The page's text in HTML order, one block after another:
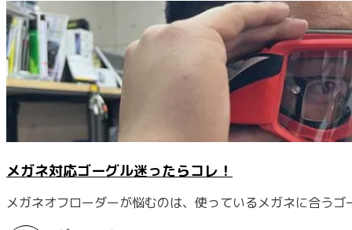
メガネ対応ゴーグル迷ったらコレ！
メガネオフローダーが悩むのは、使っているメガネに合う